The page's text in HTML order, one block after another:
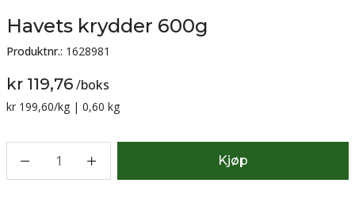
Havets krydder 600g
Produktnr.: 1628981
kr 119,76/boks
Sammenligning pris:
kr 199,60/kg | 0,60 kg
1 Kjøp